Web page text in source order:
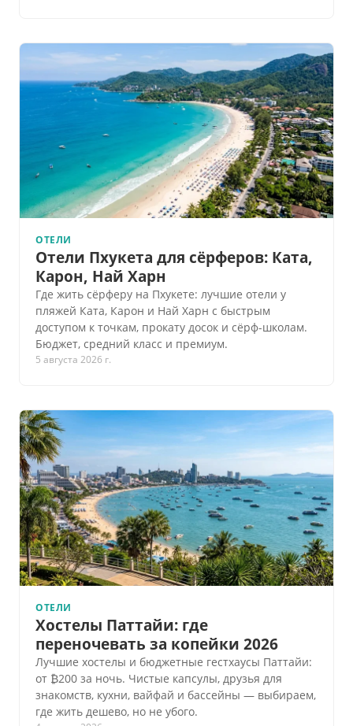
ОТЕЛИ
Отели Пхукета для сёрферов: Ката,
Карон, Най Харн
Где жить сёрферу на Пхукете: лучшие отели у
пляжей Ката, Карон и Най Харн с быстрым
доступом к точкам, прокату досок и сёрф-школам.
Бюджет, средний класс и премиум.
5 августа 2026 г.
ОТЕЛИ
Хостелы Паттайи: где
переночевать за копейки 2026
Лучшие хостелы и бюджетные гестхаусы Паттайи:
от ₿200 за ночь. Чистые капсулы, друзья для
знакомств, кухни, вайфай и бассейны — выбираем,
где жить дешево, но не убого.